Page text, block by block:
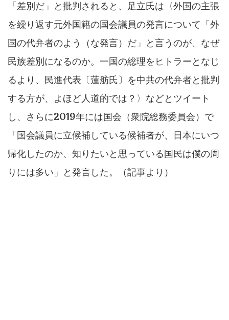
「差別だ」と批判されると、足立氏は〈外国の主張
を繰り返す元外国籍の国会議員の発言について「外
国の代弁者のよう（な発言）だ」と言うのが、なぜ
民族差別になるのか。一国の総理をヒトラーとなじ
るより、民進代表〔蓮舫氏〕を中共の代弁者と批判
する方が、よほど人道的では？〉などとツイート
し、さらに2019年には国会（衆院総務委員会）で
「国会議員に立候補している候補者が、日本にいつ
帰化したのか、知りたいと思っている国民は僕の周
りには多い」と発言した。（記事より）